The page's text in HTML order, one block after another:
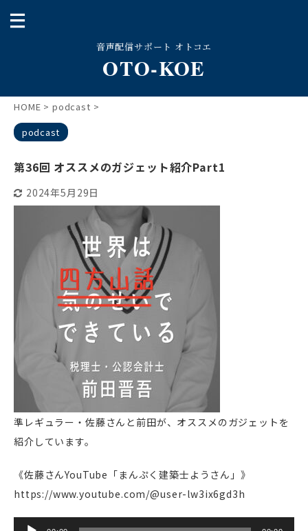
音声配信サポート オトコエ
OTO-KOE
HOME > podcast >
podcast
第36回 オススメのガジェット紹介Part1
2024年5月29日
準レギュラー・佐藤さんと前田が、オススメのガジェットを
紹介しています。
《佐藤さんYouTube「まんぷく建築士ようさん」》
https://www.youtube.com/@user-lw3ix6gd3h